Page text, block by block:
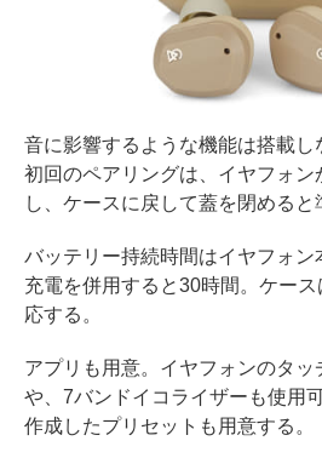
音に影響するような機能は搭載し
初回のペアリングは、イヤフォ
し、ケースに戻して蓋を閉めると
バッテリー持続時間はイヤフォン
充電を併用すると30時間。ケー
応する。
アプリも用意。イヤフォンのタ
や、7バンドイコライザーも使用
作成したプリセットも用意する。